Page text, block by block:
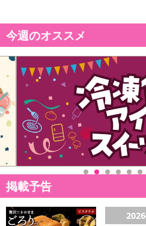
水洗い後、ドライヤーの温風を当て
返し使用可能。※3~4回程の使用を
・なかなか耳垢が取れない
・耳の中を傷つけるのが怖い
・耳垢をとってもスッキリしない
というお悩みの方にオススメ
耳かきを耳に入れクルッと回すだ
柔らかなシリコン製ヘッドにより、
曲がるようになって耳に優しい仕様
シリコンそのものが特殊素材になっ
※3~4回程の使用を推奨しています。
今週のオススメ
掲載予告